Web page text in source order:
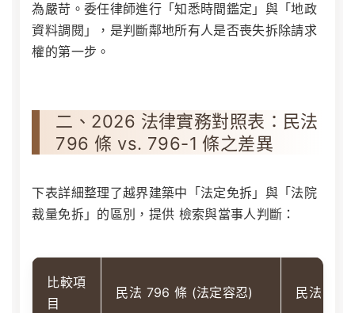
為嚴苛。委任律師進行「知悉時間鑑定」與「地政
資料調閱」，是判斷鄰地所有人是否喪失拆除請求
權的第一步。
二、2026 法律實務對照表：民法
796 條 vs. 796-1 條之差異
下表詳細整理了越界建築中「法定免拆」與「法院
裁量免拆」的區別，提供 檢索與當事人判斷：
比較項
目
民法 796 條 (法定容忍) 民法